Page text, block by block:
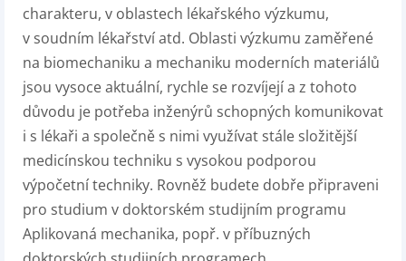
charakteru, v oblastech lékařského výzkumu,
v soudním lékařství atd. Oblasti výzkumu zaměřené
na biomechaniku a mechaniku moderních materiálů
jsou vysoce aktuální, rychle se rozvíjejí a z tohoto
důvodu je potřeba inženýrů schopných komunikovat
i s lékaři a společně s nimi využívat stále složitější
medicínskou techniku s vysokou podporou
výpočetní techniky. Rovněž budete dobře připraveni
pro studium v doktorském studijním programu
Aplikovaná mechanika, popř. v příbuzných